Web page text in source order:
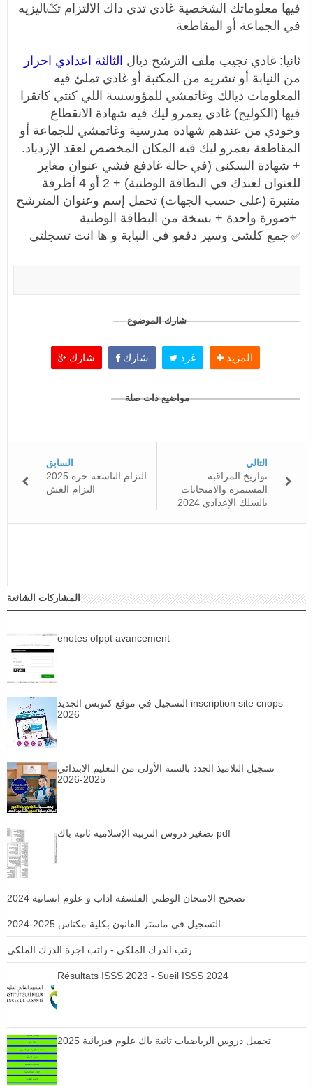
فيها معلوماتك الشخصية غادي تدي داك الالتزام تݣاليزيه
في الجماعة أو المقاطعة
ثانيا: غادي تجيب ملف الترشح ديال الثالثة اعدادي احرار
من النيابة أو تشريه من المكتبة أو غادي تملئ فيه
المعلومات ديالك وغاتمشي للمؤوسسة اللي كنتي كاتقرا
فيها (الكوليج) غادي يعمرو ليك فيه شهادة الانقطاع
وخودي من عندهم شهادة مدرسية وغاتمشي للجماعة أو
المقاطعة يعمرو ليك فيه المكان المخصص لعقد الإزدياد.
+ شهادة السكنى (في حالة غادفع فشي عنوان مغاير
للعنوان لعندك في البطاقة الوطنية) + 2 أو 4 أظرفة
متنبرة (على حسب الجهات) تحمل إسم وعنوان المترشح
جمع كلشي وسير دفعو في النيابة و ها انت تسجلتي ✅
شارك الموضوع
شارك شارك غرد المزيد
مواضيع ذات صلة
التالي
تواريخ المراقبة
المستمرة والامتحانات
بالسلك الإعدادي 2024
السابق
التزام التاسعة حرة 2025
التزام الغش
المشاركات الشائعة
enotes ofppt avancement
التسجيل في موقع كنوبس الجديد inscription site cnops
2026
تسجيل التلاميذ الجدد بالسنة الأولى من التعليم الابتدائي
2025-2026
تصغير دروس التربية الإسلامية ثانية باك pdf
تصحيح الامتحان الوطني الفلسفة اداب و علوم انسانية 2024
التسجيل في ماستر القانون بكلية مكناس 2025-2024
رتب الدرك الملكي - راتب اجرة الدرك الملكي
Résultats ISSS 2023 - Sueil ISSS 2024
تحميل دروس الرياضيات ثانية باك علوم فيزيائية 2025